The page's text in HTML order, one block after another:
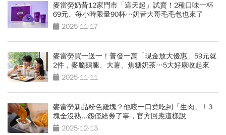
麥當勞奶昔12家門市「這天起」試賣！2種口味一杯
69元、每小時限量90杯⋯奶昔大哥毛毛包也來了
2025-11-17
麥當勞買一送一！普發一萬「現金放大優惠」59元就
2件，麥脆鷄腿、大薯、焦糖奶茶…5大好康收起來
2025-11-11
麥當勞新品粉色雞塊？他咬一口竟吃到「生肉」！3
塊全沒熟...怨僅給券了事，官方回應這樣說
2025-12-13